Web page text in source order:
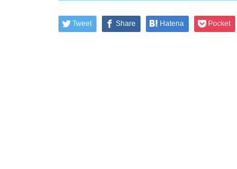
Tweet Share Hatena Pocket